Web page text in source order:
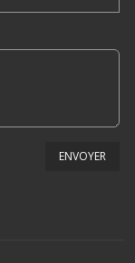
ENVOYER